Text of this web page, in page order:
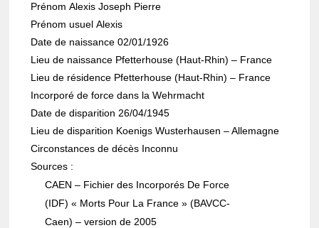
PrénomAlexis Joseph Pierre
Prénom usuelAlexis
Date de nais­sance02/01/1926
Lieu de nais­sance Pfet­te­rhouse (Haut-Rhin) – France
Lieu de rési­dence Pfet­te­rhouse (Haut-Rhin) – France
Incor­poré de force dans la Wehr­macht
Date de dispa­ri­tion 26/04/1945
Lieu de dispa­ri­tion Koenigs Wuste­rhau­sen – Alle­magne
Circons­tances de décès Inconnu
Sources :
CAEN – Fichier des Incor­po­rés De Force
(IDF) « Morts Pour La France » (BAVCC-
Caen) – version de 2005